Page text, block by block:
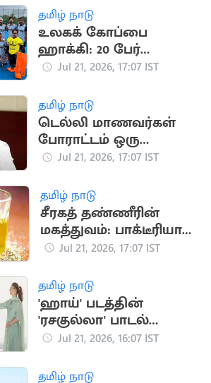
தமிழ் நாடு
உலகக் கோப்பை
ஹாக்கி: 20 பேர்
கொண்ட இந்திய
Jul 21, 2026, 17:07 IST
தமிழ் நாடு
டெல்லி மாணவர்கள்
போராட்டம் ஒரு
தலைமுறையின்
பா.ரஞ்சித்
Jul 21, 2026, 17:07 IST
தமிழ் நாடு
சீரகத் தண்ணீரின்
மகத்துவம்: பாக்டீரியா
தொற்று முதல் இதய
Jul 21, 2026, 17:07 IST
தமிழ் நாடு
'ஹாய்' படத்தின்
'ரசகுல்லா' பாடல்
நாளை வெளியீடு
Jul 21, 2026, 16:07 IST
தமிழ் நாடு